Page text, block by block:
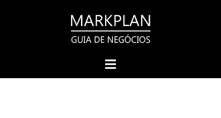
Toggle